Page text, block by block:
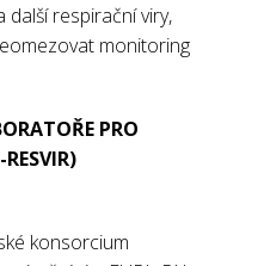
další respirační viry,
monitoring
PRO
konsorcium